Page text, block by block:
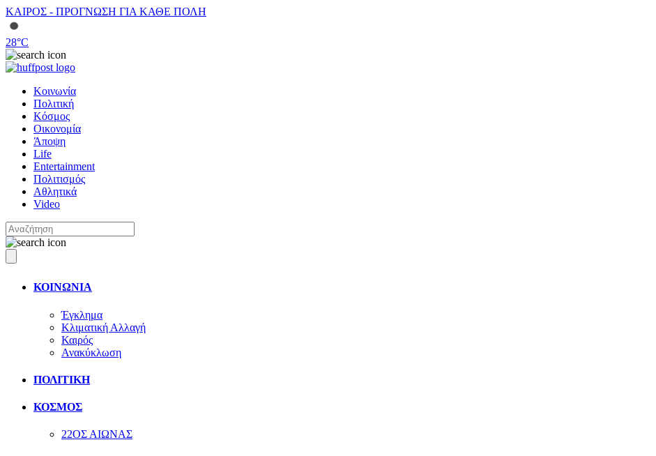
ΚΑΙΡΟΣ - ΠΡΟΓΝΩΣΗ ΓΙΑ ΚΑΘΕ ΠΟΛΗ
28°C
Κοινωνία
Πολιτική
Κόσμος
Οικονομία
Άποψη
Life
Entertainment
Πολιτισμός
Αθλητικά
Video
ΚΟΙΝΩΝΙΑ
Έγκλημα
Κλιματική Αλλαγή
Καιρός
Ανακύκλωση
ΠΟΛΙΤΙΚΗ
ΚΟΣΜΟΣ
22ΟΣ ΑΙΩΝΑΣ